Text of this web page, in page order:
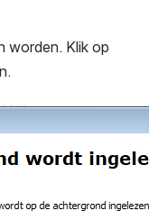
worden. Klik op